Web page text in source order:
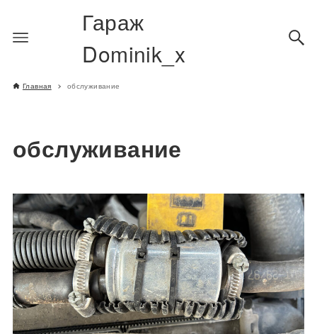
Гараж
Dominik_x
Главная обслуживание
обслуживание